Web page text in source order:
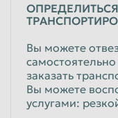
Вы можете
заказать
Вы можете
услугами: